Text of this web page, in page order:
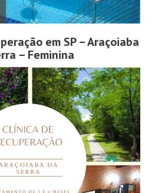
em SP – Araçoiaba
– Feminina